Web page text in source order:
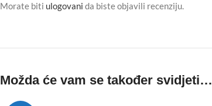
Morate biti ulogovani da biste objavili recenziju.
Možda će vam se također svidjeti…